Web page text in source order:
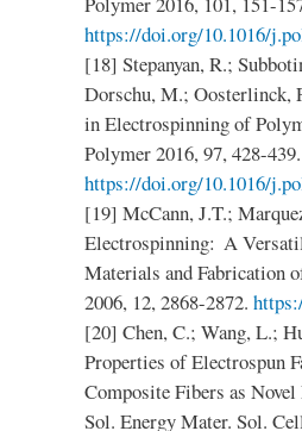
https://doi.org/10.1016/
[18] Stepanyan, R.;
Dorschu, M.; Oosterlinck,
in Electrospinning of
Polymer 2016, 97, 428-439.
https://doi.org/10.1016/
[19] McCann, J.T.;
Electrospinning: A
Materials and Fabrication
2006, 12, 2868-2872.
[20] Chen, C.; Wang, L.;
Properties of Electrospun
Composite Fibers as
Sol. Energy Mater. Sol.